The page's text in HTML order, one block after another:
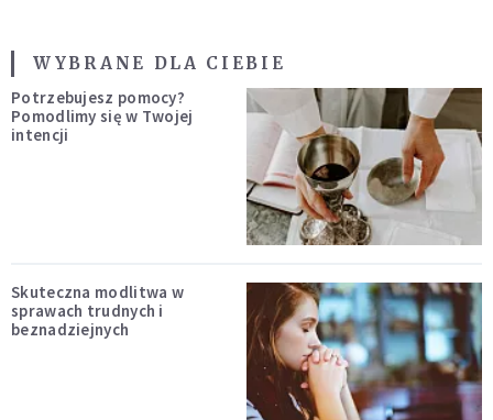
WYBRANE DLA CIEBIE
Potrzebujesz pomocy?
Pomodlimy się w Twojej
intencji
Skuteczna modlitwa w
sprawach trudnych i
beznadziejnych